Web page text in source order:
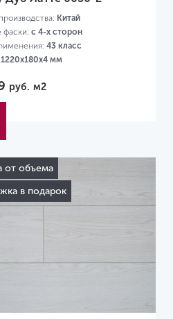
Китай
фаски: с 4-х сторон
43 класс
1220х180х4 мм
руб. м2
от объема
в подарок